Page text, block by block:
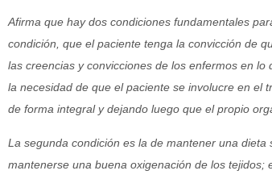
Afirma que hay dos condiciones fundamentales
condición, que el paciente tenga la convicción de
las creencias y convicciones de los enfermos en
la necesidad de que el paciente se involucre en el
de forma integral y dejando luego que el propio
La segunda condición es la de mantener una
mantenerse una buena oxigenación de los